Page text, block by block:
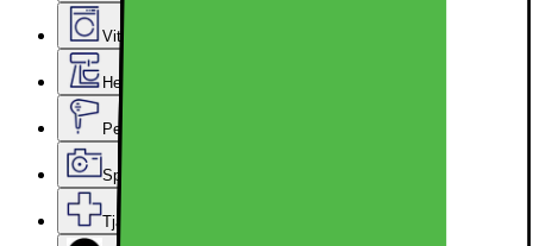
Vitvaror
Hem, Hushåll & Trädgård
Personvård, Hälsa & Skönhet
Sport & Fritid
Tjänster & Tillbehör